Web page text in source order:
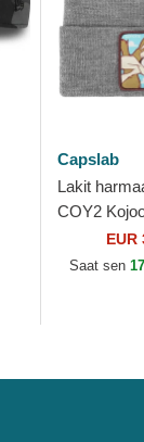
Capslab
Lakit
COY2
TunesEUR
Saat sen